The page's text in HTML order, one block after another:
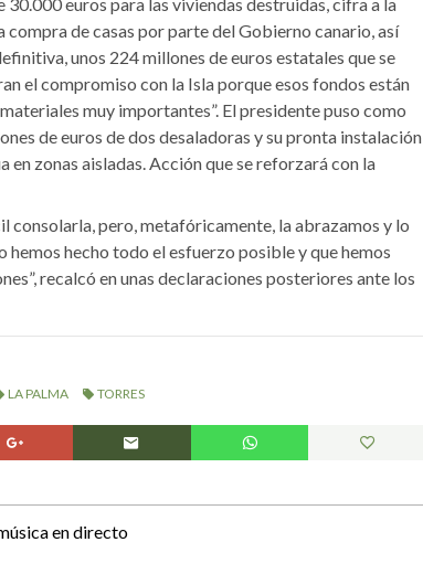
compra de casas por parte del Gobierno canario, así
unos 224 millones de euros estatales que se
el compromiso con la Isla porque esos fondos están
muy importantes”. El presidente puso como
de euros de dos desaladoras y su pronta instalación
en zonas aisladas. Acción que se reforzará con la
consolarla, pero, metafóricamente, la abrazamos y lo
hemos hecho todo el esfuerzo posible y que hemos
recalcó en unas declaraciones posteriores ante los
LA PALMA TORRES
en directo